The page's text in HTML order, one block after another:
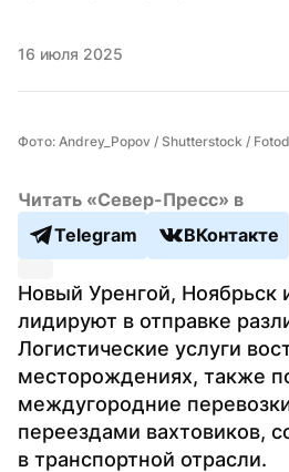
16 июля 2025
Фото: Andrey_Popov / Shutterstock /
Читать «Север-Пресс» в
Telegram
ВКонтакте
Новый Уренгой, Ноябрьск
лидируют в отправке
Логистические услуги
месторождениях, также
междугородние
переездами вахтовиков,
в транспортной отрасли.